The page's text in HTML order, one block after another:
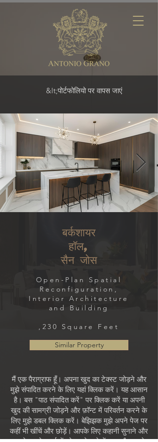
&lt;पोर्टफोलियो पर वापस जाएं
बर्कशायर
हॉल,
सैन जोस
Open-Plan Spatial
Reconfiguration,
Interior Architecture
and Building
,230 Square Feet
Similar Property
मैं एक पैराग्राफ हूँ। अपना खुद का टेक्स्ट जोड़ने और
मुझे संपादित करने के लिए यहां क्लिक करें। यह आसान
है। बस "पाठ संपादित करें" पर क्लिक करें या अपनी
खुद की सामग्री जोड़ने और फ़ॉन्ट में परिवर्तन करने के
लिए मुझे डबल क्लिक करें। बेझिझक मुझे अपने पेज पर
कहीं भी खींचें और छोड़ें। आपके लिए कहानी सुनाने और